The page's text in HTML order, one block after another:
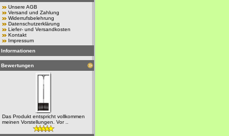
Unsere AGB
Versand und Zahlung
Widerrufsbelehrung
Datenschutzerklärung
Liefer- und Versandkosten
Kontakt
Impressum
Informationen
Bewertungen
Das Produkt entspricht vollkommen
meinen Vorstellungen. Vor ..